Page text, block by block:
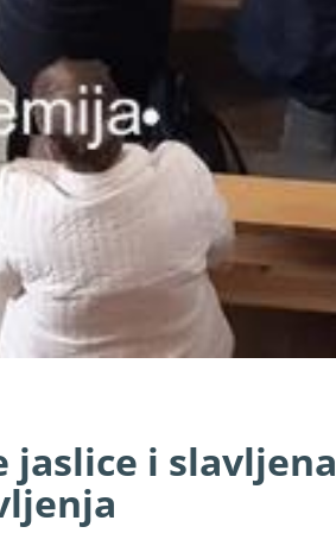
jaslice i slavljena